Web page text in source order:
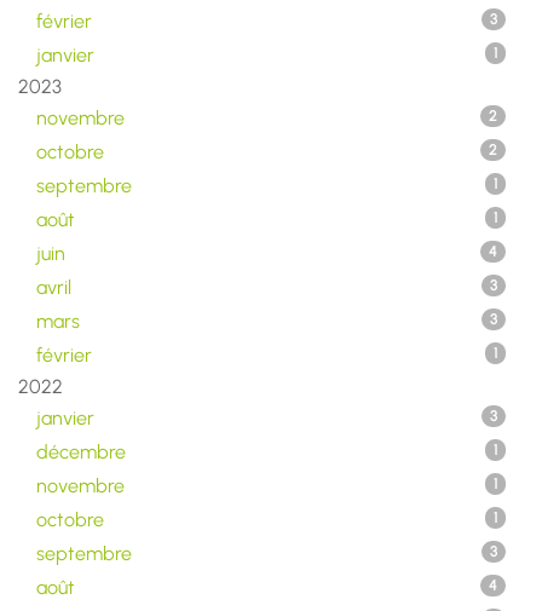
février 3
janvier 1
2023
novembre
2
octobre 2
septembre 1
août 1
juin 4
avril 3
mars 3
février 1
2022
janvier
3
décembre 1
novembre 1
octobre 1
septembre 3
août 4